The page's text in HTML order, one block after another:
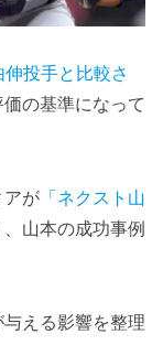
伸投手と比較さ
の基準になって
アが 「ネクスト山
山本の成功事例
える影響を整理